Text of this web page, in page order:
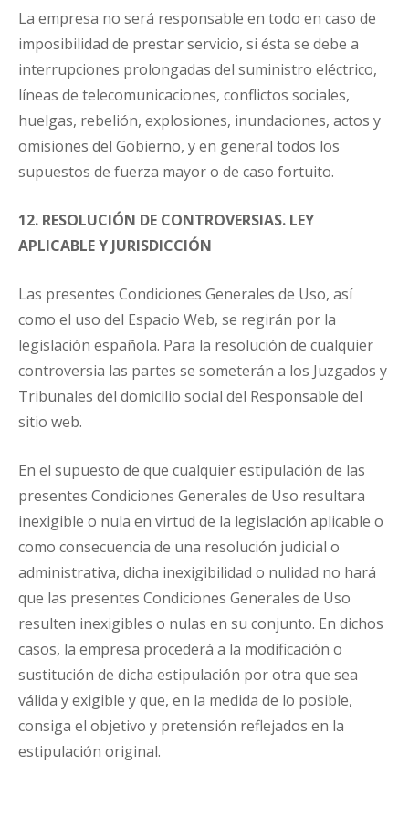
La empresa no será responsable en todo en caso de
imposibilidad de prestar servicio, si ésta se debe a
interrupciones prolongadas del suministro eléctrico,
líneas de telecomunicaciones, conflictos sociales,
huelgas, rebelión, explosiones, inundaciones, actos y
omisiones del Gobierno, y en general todos los
supuestos de fuerza mayor o de caso fortuito.
12. RESOLUCIÓN DE CONTROVERSIAS. LEY
APLICABLE Y JURISDICCIÓN
Las presentes Condiciones Generales de Uso, así
como el uso del Espacio Web, se regirán por la
legislación española. Para la resolución de cualquier
controversia las partes se someterán a los Juzgados y
Tribunales del domicilio social del Responsable del
sitio web.
En el supuesto de que cualquier estipulación de las
presentes Condiciones Generales de Uso resultara
inexigible o nula en virtud de la legislación aplicable o
como consecuencia de una resolución judicial o
administrativa, dicha inexigibilidad o nulidad no hará
que las presentes Condiciones Generales de Uso
resulten inexigibles o nulas en su conjunto. En dichos
casos, la empresa procederá a la modificación o
sustitución de dicha estipulación por otra que sea
válida y exigible y que, en la medida de lo posible,
consiga el objetivo y pretensión reflejados en la
estipulación original.